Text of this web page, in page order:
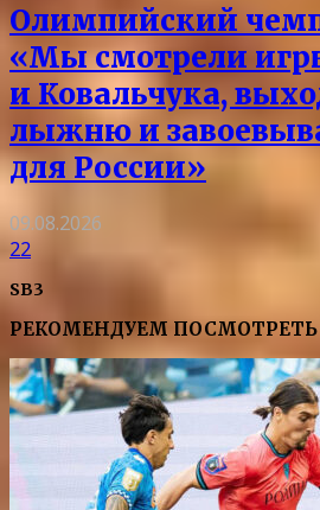
Олимпийский
«Мы смотрели
и Ковальчука,
лыжню и
для России»
09.08.2026
22
SB3
РЕКОМЕНДУЕМ ПОСМОТРЕТЬ